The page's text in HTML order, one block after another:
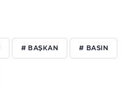
# BAŞKAN # BASIN